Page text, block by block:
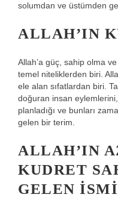
solumdan ve üstümden
ALLAH’IN
Allah’a güç, sahip olma
temel niteliklerden biri.
ele alan sıfatlardan biri.
doğuran insan
planladığı ve bunları
gelen bir terim.
ALLAH’IN
KUDRET
GELEN